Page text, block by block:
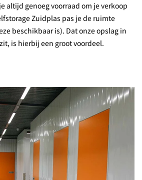
altijd genoeg voorraad om je verkoop
Zuidplas pas je de ruimte
beschikbaar is). Dat onze opslag in
is hierbij een groot voordeel.